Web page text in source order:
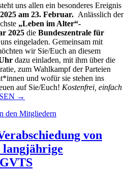
uns allen ein besonderes Ereignis
am 23. Februar. Anlässlich der
„Leben im Alter“-
2025 die Bundeszentrale für
eingeladen. Gemeinsam mit
wir Sie/Euch an diesem
dazu einladen, mit ihm über die
zum Wahlkampf der Parteien
und wofür sie stehen ins
auf Sie/Euch! Kostenfrei, einfach
„Leben
Alter
Gespräch
zur
Bundestagswahl“
→
den Mitgliedern
von
langjährige